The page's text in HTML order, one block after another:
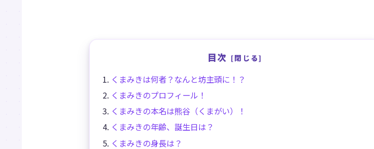
目次
くまみきは何者？なんと坊主頭に！？
くまみきのプロフィール！
くまみきの本名は熊谷（くまがい）！
くまみきの年齢、誕生日は？
くまみきの身長は？